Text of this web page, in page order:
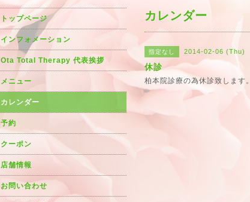
カレンダー
指定なし 2014-02-06 (Thu)
休診
柏本院診療の為休診致します。
トップページ
インフォメーション
Ota Total Therapy 代表挨拶
メニュー
カレンダー
予約
クーポン
店舗情報
お問い合わせ